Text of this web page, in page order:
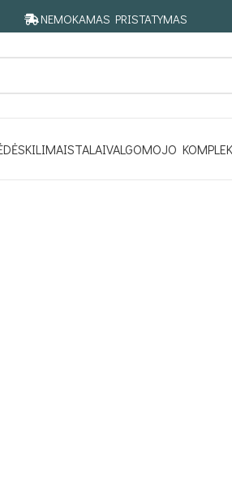
NEMOKAMAS PRISTATYMAS
KILIMAISTALAIVALGOMOJO